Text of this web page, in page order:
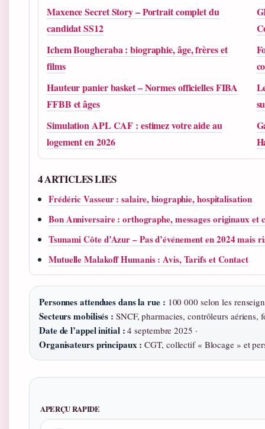
Maxence Secret Story – Portrait complet du
candidat SS12
Ichem Bougheraba : biographie, âge, frères et
films
Hauteur panier basket – Normes officielles FIBA
FFBB et âges
Simulation APL CAF : estimez votre aide au
logement en 2026
4 ARTICLES LIES
Frédéric Vasseur : salaire, biographie, hospitalisation
Bon Anniversaire : orthographe, messages originaux et
Tsunami Côte d’Azur – Pas d’événement en 2024 mais
Mutuelle Malakoff Humanis : Avis, Tarifs et Contact
Personnes attendues dans la rue : 100 000 selon les
Secteurs mobilisés : SNCF, pharmacies, contrôleurs aériens,
Date de l’appel initial : 4 septembre 2025 ·
Organisateurs principaux : CGT, collectif « Blocage » et
APERÇU RAPIDE